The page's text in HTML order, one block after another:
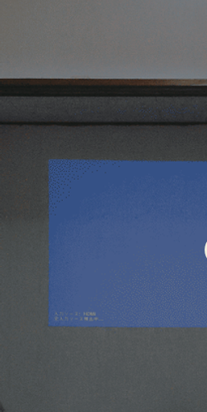
アトツギ甲子園ピッ
ピッチの違いとは？